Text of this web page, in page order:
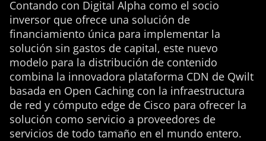
Contando con Digital Alpha como el socio
inversor que ofrece una solución de
financiamiento única para implementar la
solución sin gastos de capital, este nuevo
modelo para la distribución de contenido
combina la innovadora plataforma CDN de Qwilt
basada en Open Caching con la infraestructura
de red y cómputo edge de Cisco para ofrecer la
solución como servicio a proveedores de
servicios de todo tamaño en el mundo entero.